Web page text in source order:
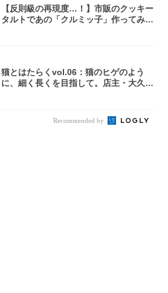
【反則級の再現度…！】市販のクッキー
タルトであの「クルミッ子」作ってみ
猫とはたらくvol.06：猫のヒゲのよう
に、細く長くを目指して。店主・大久保
Recommended by